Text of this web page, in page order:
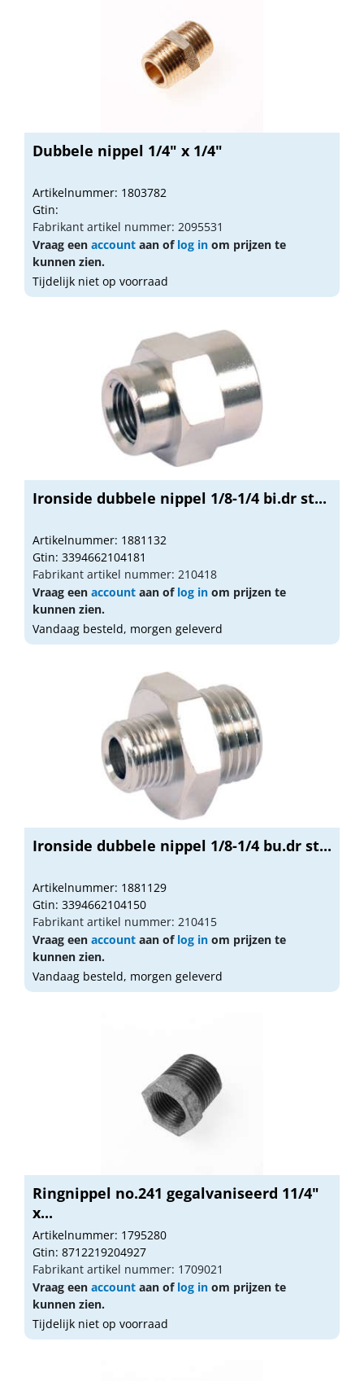
Dubbele nippel 1/4" x 1/4"
Artikelnummer: 1803782
Gtin:
Fabrikant artikel nummer: 2095531
Vraag een account aan of log in om prijzen te
kunnen zien.
Tijdelijk niet op voorraad
Ironside dubbele nippel 1/8-1/4 bi.dr st...
Artikelnummer: 1881132
Gtin: 3394662104181
Fabrikant artikel nummer: 210418
Vraag een account aan of log in om prijzen te
kunnen zien.
Vandaag besteld, morgen geleverd
Ironside dubbele nippel 1/8-1/4 bu.dr st...
Artikelnummer: 1881129
Gtin: 3394662104150
Fabrikant artikel nummer: 210415
Vraag een account aan of log in om prijzen te
kunnen zien.
Vandaag besteld, morgen geleverd
Ringnippel no.241 gegalvaniseerd 11/4"
x...
Artikelnummer: 1795280
Gtin: 8712219204927
Fabrikant artikel nummer: 1709021
Vraag een account aan of log in om prijzen te
kunnen zien.
Tijdelijk niet op voorraad